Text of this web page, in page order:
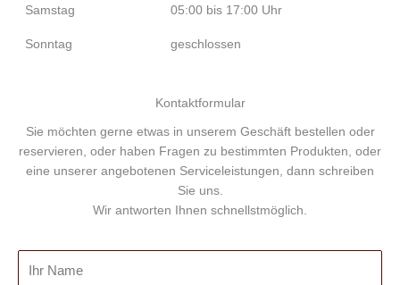
Samstag 05:00 bis 17:00 Uhr
Sonntag geschlossen
Kontaktformular
Sie möchten gerne etwas in unserem Geschäft bestellen oder
reservieren, oder haben Fragen zu bestimmten Produkten, oder
eine unserer angebotenen Serviceleistungen, dann schreiben
Sie uns.
Wir antworten Ihnen schnellstmöglich.